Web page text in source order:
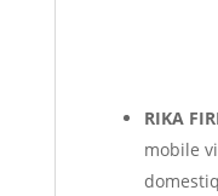
RIKA
mobile